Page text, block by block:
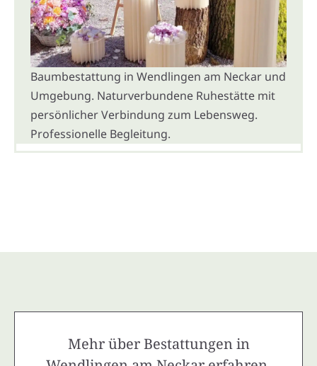
Baumbestattung in Wendlingen am Neckar und
Umgebung. Naturverbundene Ruhestätte mit
persönlicher Verbindung zum Lebensweg.
Professionelle Begleitung.
Mehr über Bestattungen in